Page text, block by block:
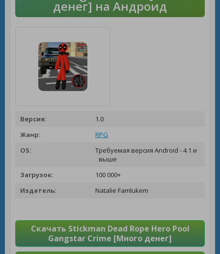
денег] на Андроид
Версия:
1.0
Жанр:
RPG
OS:
Требуемая версия Android - 4.1 и
выше
Загрузок:
100 000+
Издатель:
Natalie Famlukem
Скачать Stickman Dead Rope Hero Pool
Gangstar Crime [Много денег]